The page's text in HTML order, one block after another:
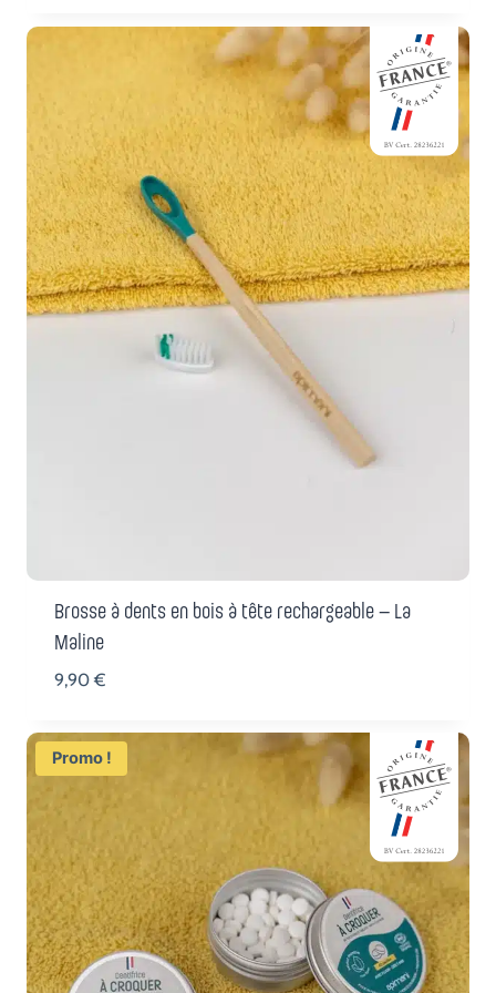
était : est :
Brosse à dents en bois à tête rechargeable – La
Maline
9,90€
Promo !